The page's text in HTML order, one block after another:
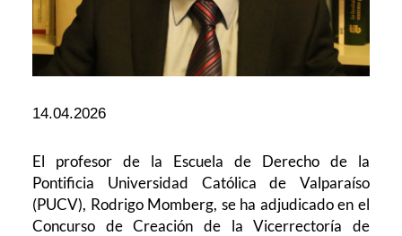
14.04.2026
El profesor de la Escuela de Derecho de la
Pontificia Universidad Católica de Valparaíso
(PUCV), Rodrigo Momberg, se ha adjudicado en el
Concurso de Creación de la Vicerrectoría de